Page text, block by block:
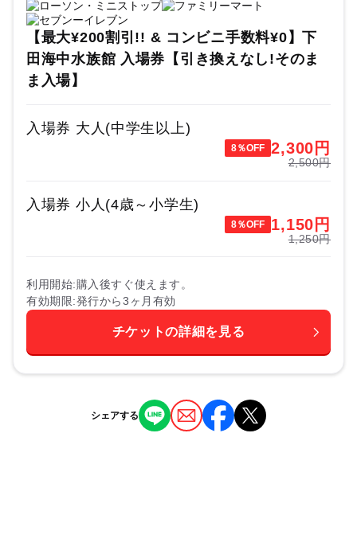
【最大¥200割引!! & コンビニ手数料¥0】下
田海中水族館 入場券【引き換えなし!そのま
ま入場】
入場券 大人(中学生以上)
8％OFF 2,300 円
2,500円
入場券 小人(4歳～小学生)
8％OFF 1,150 円
1,250円
利用開始 購入後すぐ使えます。
有効期限 発行から3ヶ月有効
チケットの詳細を見る
シェアする